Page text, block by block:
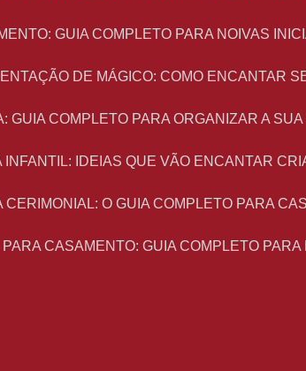
GUIA COMPLETO PARA NOIVAS
DE MÁGICO: COMO ENCANTAR
GUIA COMPLETO PARA ORGANIZAR A SUA
INFANTIL: IDEIAS QUE VÃO ENCANTAR
CERIMONIAL: O GUIA COMPLETO PARA
PARA CASAMENTO: GUIA COMPLETO PARA